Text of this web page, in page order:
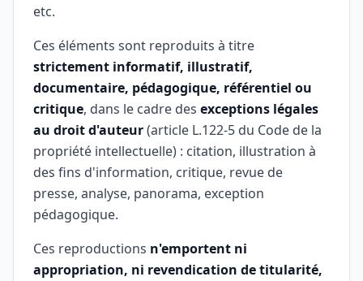
etc.
Ces éléments sont reproduits à titre
strictement informatif, illustratif,
documentaire, pédagogique, référentiel ou
critique, dans le cadre des exceptions légales
au droit d'auteur(article L.122-5 du Code de la
propriété intellectuelle) : citation, illustration à
des fins d'information, critique, revue de
presse, analyse, panorama, exception
pédagogique.
Ces reproductions n'emportent ni
appropriation, ni revendication de titularité,